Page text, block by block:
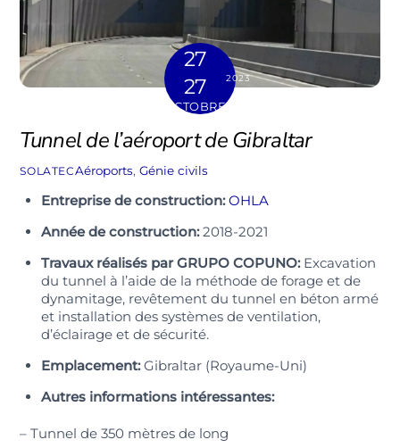
27
27
OCTOBRE
2023
Tunnel de l’aéroport de Gibraltar
SOLATECAéroports, Génie civils
Entreprise de construction: OHLA
Année de construction:2018-2021
Travaux réalisés par GRUPO COPUNO:Excavation
du tunnel à l’aide de la méthode de forage et de
dynamitage, revêtement du tunnel en béton armé
et installation des systèmes de ventilation,
d’éclairage et de sécurité.
Emplacement:Gibraltar (Royaume-Uni)
Autres informations intéressantes:
– Tunnel de 350 mètres de long